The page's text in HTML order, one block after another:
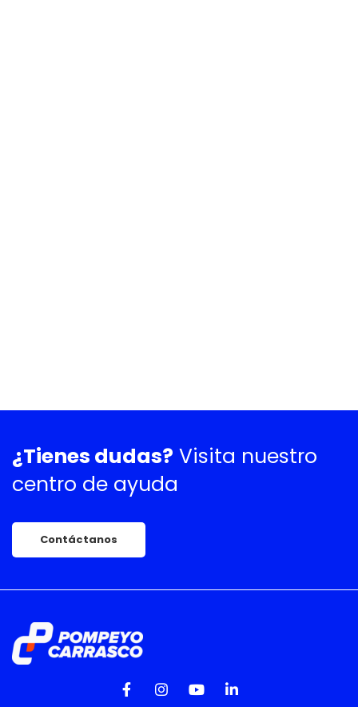
¿Tienes dudas? Visita nuestro
centro de ayuda
Contáctanos